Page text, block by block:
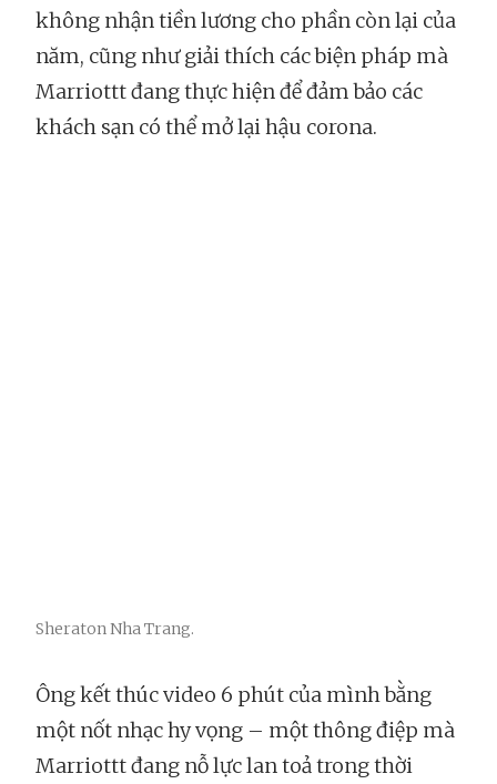
không nhận tiền lương cho phần còn lại của
năm, cũng như giải thích các biện pháp mà
Marriottt đang thực hiện để đảm bảo các
khách sạn có thể mở lại hậu corona.
Sheraton Nha Trang.
Ông kết thúc video 6 phút của mình bằng
một nốt nhạc hy vọng – một thông điệp mà
Marriottt đang nỗ lực lan toả trong thời